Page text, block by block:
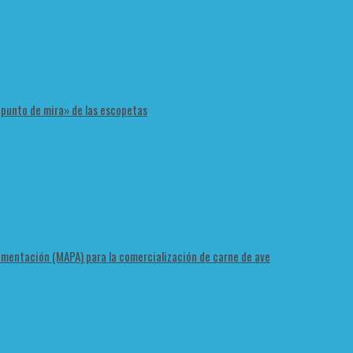
de mira» de las escopetas
(MAPA) para la comercialización de carne de ave